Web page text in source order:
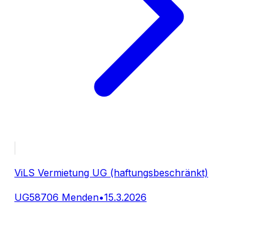
ViLS Vermietung UG (haftungsbeschränkt)
UG58706 Menden•15.3.2026